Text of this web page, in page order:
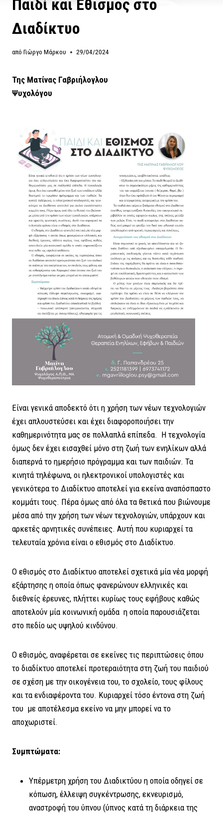
Παιδί και Εθισμός στο
Διαδίκτυο
από Γιώργο Μάρκου 29/04/2024
Της Ματίνας Γαβριήλογλου
Ψυχολόγου
Είναι γενικά αποδεκτό ότι η χρήση των νέων τεχνολογιών
έχει απλουστεύσει και έχει διαφοροποιήσει την
καθημερινότητα μας σε πολλαπλά επίπεδα. Η τεχνολογία
όμως δεν έχει εισαχθεί μόνο στη ζωή των ενηλίκων αλλά
διαπερνά το ημερήσιο πρόγραμμα και των παιδιών. Τα
κινητά τηλέφωνα, οι ηλεκτρονικοί υπολογιστές και
γενικότερα το Διαδίκτυο αποτελεί για εκείνα αναπόσπαστο
κομμάτι τους. Πέρα όμως από όλα τα θετικά που βιώνουμε
μέσα από την χρήση των νέων τεχνολογιών, υπάρχουν και
αρκετές αρνητικές συνέπειες. Αυτή που κυριαρχεί τα
τελευταία χρόνια είναι ο εθισμός στο Διαδίκτυο.
Ο εθισμός στο Διαδίκτυο αποτελεί σχετικά μία νέα μορφή
εξάρτησης η οποία όπως φανερώνουν ελληνικές και
διεθνείς έρευνες, πλήττει κυρίως τους εφήβους καθώς
αποτελούν μία κοινωνική ομάδα η οποία παρουσιάζεται
στο πεδίο ως υψηλού κινδύνου.
Ο εθισμός, αναφέρεται σε εκείνες τις περιπτώσεις όπου
το διαδίκτυο αποτελεί προτεραιότητα στη ζωή του παιδιού
σε σχέση με την οικογένεια του, το σχολείο, τους φίλους
και τα ενδιαφέροντα του. Κυριαρχεί τόσο έντονα στη ζωή
του με αποτέλεσμα εκείνο να μην μπορεί να το
αποχωριστεί.
Συμπτώματα:
Υπέρμετρη χρήση του Διαδικτύου η οποία οδηγεί σε
κόπωση, έλλειψη συγκέντρωσης, εκνευρισμό,
αναστροφή του ύπνου (ύπνος κατά τη διάρκεια της